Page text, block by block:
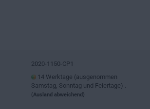
2020-1150-CP1
14 Werktage (ausgenommen
Samstag, Sonntag und Feiertage) .
(Ausland abweichend)